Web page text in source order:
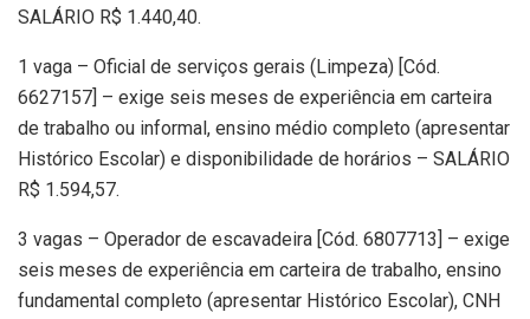
SALÁRIO R$ 1.440,40.
1 vaga – Oficial de serviços gerais (Limpeza) [Cód.
6627157] – exige seis meses de experiência em carteira
de trabalho ou informal, ensino médio completo (apresentar
Histórico Escolar) e disponibilidade de horários – SALÁRIO
R$ 1.594,57.
3 vagas – Operador de escavadeira [Cód. 6807713] – exige
seis meses de experiência em carteira de trabalho, ensino
fundamental completo (apresentar Histórico Escolar), CNH